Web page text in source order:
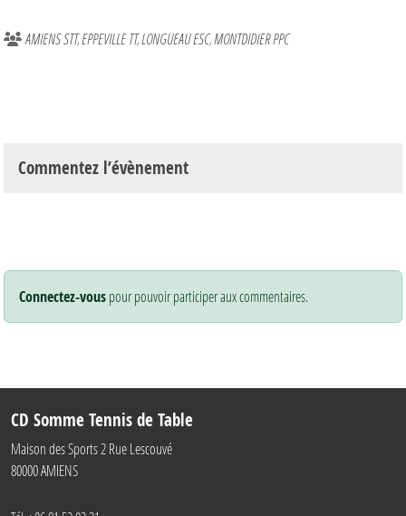
AMIENS STT EPPEVILLE TT LONGUEAU ESC MONTDIDIER PPC
Commentez l’évènement
Connectez-vouspour pouvoir participer aux commentaires.
CD Somme Tennis de Table
Maison des Sports 2 Rue Lescouvé
80000AMIENS